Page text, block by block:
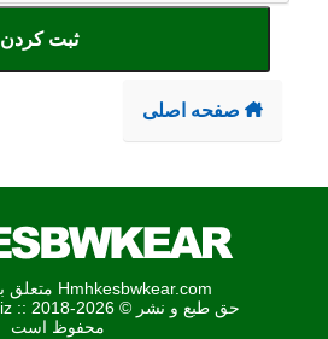
ثبت کردن
صفحه اصلی
Hmhkesbwkear.com متعلق به AllBiz است
محفوظ است